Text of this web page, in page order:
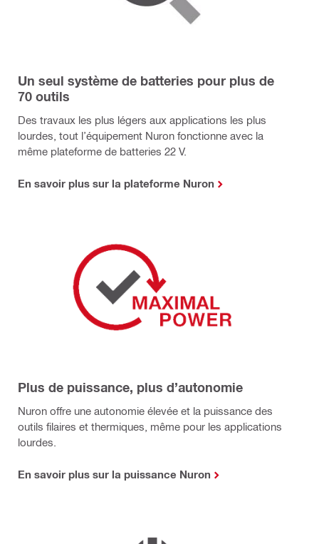
Un seul système de batteries pour plus de
70 outils
Des travaux les plus légers aux applications les plus
lourdes, tout l’équipement Nuron fonctionne avec la
même plateforme de batteries 22 V.
En savoir plus sur la plateforme Nuron
Plus de puissance, plus d’autonomie
Nuron offre une autonomie élevée et la puissance des
outils filaires et thermiques, même pour les applications
lourdes.
En savoir plus sur la puissance Nuron